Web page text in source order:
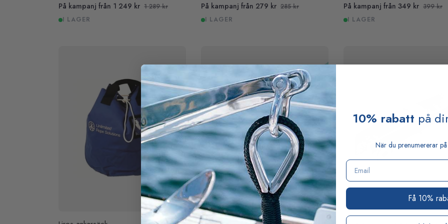
På kampanj från 1 249 kr 1 289 kr
I LAGER
På kampanj från 279 kr 285 kr
I LAGER
På kampanj från 349 kr 399 kr
I LAGER
10% rabatt på
När du prenumererar på
Email
Få 10%